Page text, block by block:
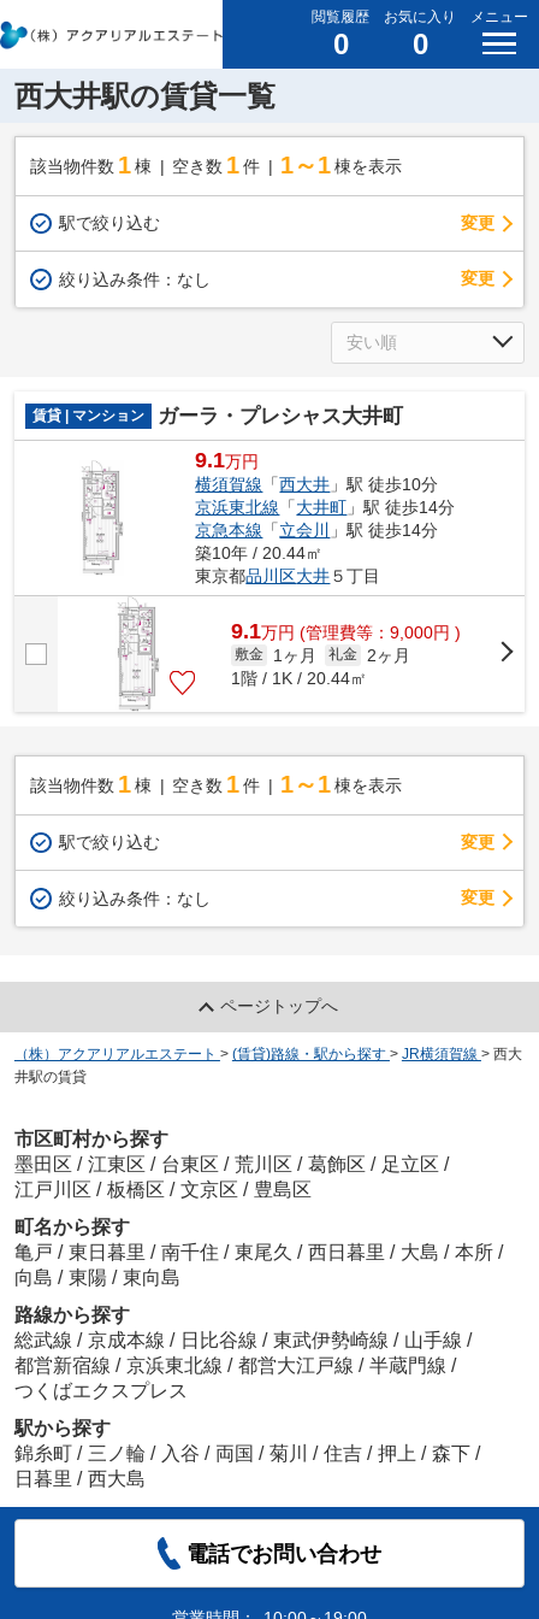
閲覧履歴
0
お気に入り
0
メニュー
西大井駅の賃貸一覧
該当物件数 1棟 空き数 1 件 1～1 棟を表示
駅で絞り込む 変更
絞り込み条件： なし 変更
賃貸 | マンション ガーラ・プレシャス大井町
9.1万円
横須賀線 「西大井 」駅 徒歩10分
京浜東北線 「大井町 」駅 徒歩14分
京急本線 「立会川
」駅 徒歩14分
築10年 / 20.44㎡
東京都品川区大井５丁目
9.1万円 (管理費等：9,000円 )
敷金 1ヶ月 礼金
2ヶ月
1階 / 1K / 20.44㎡
該当物件数 1棟 空き数 1 件 1～1 棟を表示
駅で絞り込む 変更
絞り込み条件： なし 変更
ページトップへ
（株）アクアリアルエステート > (賃貸)路線・駅から探す > JR横須賀線 > 西大
井駅の賃貸
市区町村から探す
墨田区 / 江東区 / 台東区 / 荒川区 / 葛飾区 / 足立区 /
江戸川区 / 板橋区 / 文京区 / 豊島区
町名から探す
亀戸 / 東日暮里 / 南千住 / 東尾久 / 西日暮里 / 大島 / 本所 /
向島 / 東陽 / 東向島
路線から探す
総武線 / 京成本線 / 日比谷線 / 東武伊勢崎線 / 山手線 /
都営新宿線 / 京浜東北線 / 都営大江戸線 / 半蔵門線 /
つくばエクスプレス
駅から探す
錦糸町 / 三ノ輪 / 入谷 / 両国 / 菊川 / 住吉 / 押上 / 森下 /
日暮里 / 西大島
電話でお問い合わせ